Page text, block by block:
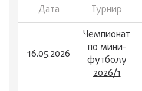
Дата Турнир
16.05.2026
Чемпионат
по мини-
футболу
2026/1